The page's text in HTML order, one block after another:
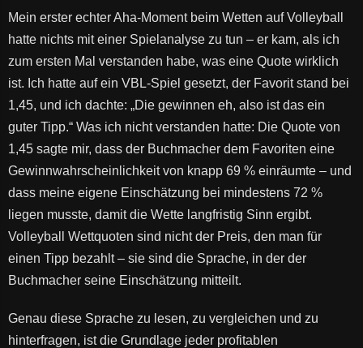
Mein erster echter Aha-Moment beim Wetten auf Volleyball
hatte nichts mit einer Spielanalyse zu tun – er kam, als ich
zum ersten Mal verstanden habe, was eine Quote wirklich
ist. Ich hatte auf ein VBL-Spiel gesetzt, der Favorit stand bei
1,45, und ich dachte: „Die gewinnen eh, also ist das ein
guter Tipp.“ Was ich nicht verstanden hatte: Die Quote von
1,45 sagte mir, dass der Buchmacher dem Favoriten eine
Gewinnwahrscheinlichkeit von knapp 69 % einräumte – und
dass meine eigene Einschätzung bei mindestens 72 %
liegen musste, damit die Wette langfristig Sinn ergibt.
Volleyball Wettquoten sind nicht der Preis, den man für
einen Tipp bezahlt – sie sind die Sprache, in der der
Buchmacher seine Einschätzung mitteilt.
Genau diese Sprache zu lesen, zu vergleichen und zu
hinterfragen, ist die Grundlage jeder profitablen